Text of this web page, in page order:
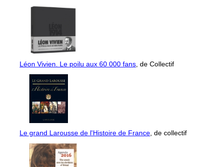
Léon Vivien. Le poilu aux 60 000 fans, de Collectif
Le grand Larousse de l'Histoire de France, de collectif